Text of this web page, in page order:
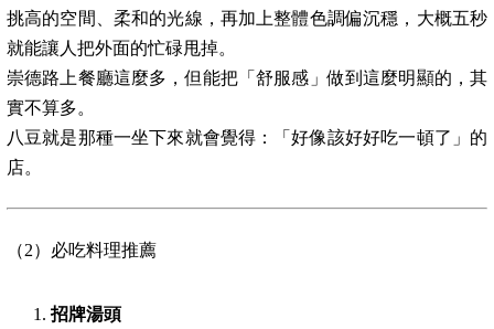
挑高的空間、柔和的光線，再加上整體色調偏沉穩，大概五秒
就能讓人把外面的忙碌甩掉。
崇德路上餐廳這麼多，但能把「舒服感」做到這麼明顯的，其
實不算多。
八豆就是那種一坐下來就會覺得：「好像該好好吃一頓了」的
店。
（2）必吃料理推薦
招牌湯頭